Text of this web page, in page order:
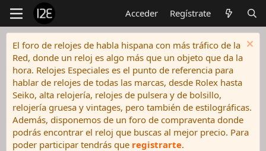
Acceder Regístrate
El foro de relojes de habla hispana con más tráfico de la
Red, donde un reloj es algo más que un objeto que da la
hora. Relojes Especiales es el punto de referencia para
hablar de relojes de todas las marcas, desde Rolex hasta
Seiko, alta relojería, relojes de pulsera y de bolsillo,
relojería gruesa y vintages, pero también de estilográficas.
Además, disponemos de un foro de compraventa donde
podrás encontrar el reloj que buscas al mejor precio. Para
poder participar tendrás que registrarte.